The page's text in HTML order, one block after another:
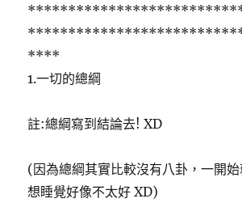
****
1.一切的總綱
註:總綱寫到結論去! XD
(因為總綱其實比較沒有八卦，一開
想睡覺好像不太好 XD)